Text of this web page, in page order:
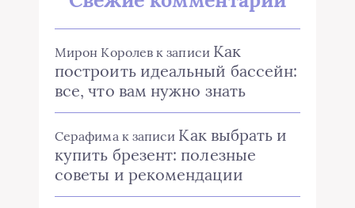
Мирон Королев к записи Как
построить идеальный бассейн:
все, что вам нужно знать
Серафимак записи Как выбрать и
купить брезент: полезные
советы и рекомендации